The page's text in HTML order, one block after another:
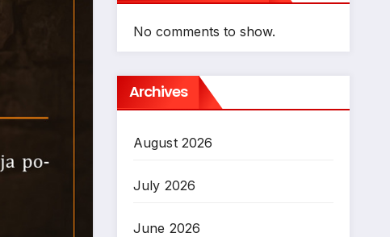
No comments to show.
Archives
August 2026
July 2026
June 2026